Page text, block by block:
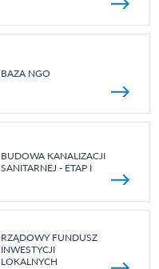
BAZA NGO
BUDOWA KANALIZACJI
SANITARNEJ - ETAP I
RZĄDOWY FUNDUSZ
INWESTYCJI
LOKALNYCH